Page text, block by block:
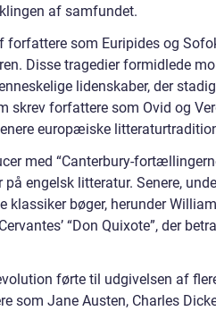
af samfundet.
som Euripides og
Disse tragedier formidlede
lidenskaber, der
skrev forfattere som Ovid og
europæiske
med “Canterbury-
engelsk litteratur. Senere,
bøger, herunder William
“Don Quixote”, der
førte til udgivelsen af
som Jane Austen, Charles